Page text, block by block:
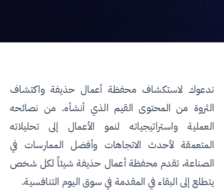
ندعوك لاستكشاف محفظة أعمال حذيفة واكتشاف
الثروة من المحتوى القيم الذي أنشأه. من نصائحه
العملية واستراتيجياته لنمو الأعمال إلى تحليلاته
المتعمقة لأحدث الاتجاهات وأفضل الممارسات في
الصناعة، تقدم محفظة أعمال حذيفة شيئاً لكل شخص
يتطلع إلى البقاء في المقدمة في سوق اليوم التنافسية.